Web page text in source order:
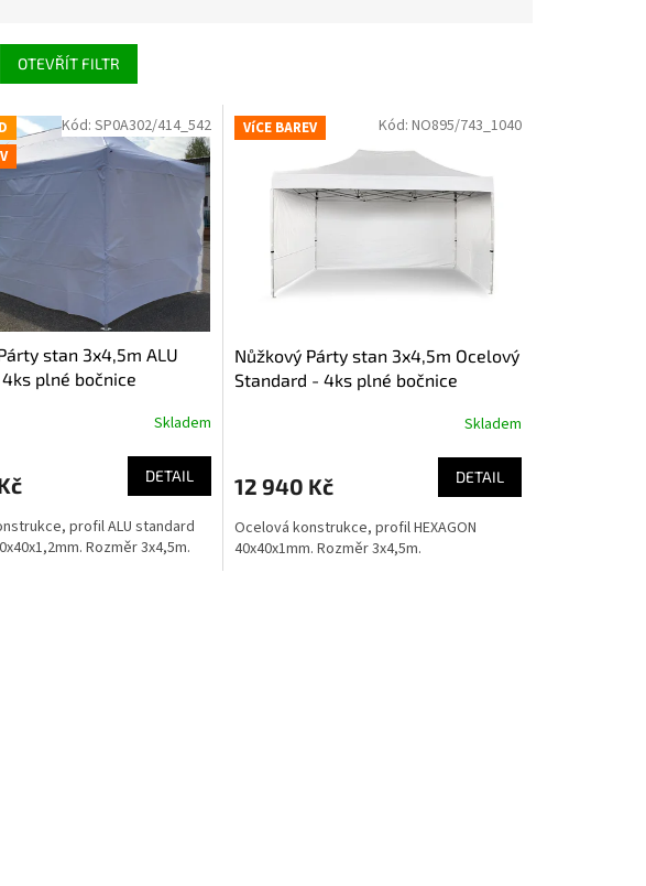
OTEVŘÍT FILTR
stan 3x4,5m ALU
plné bočnice
Skladem
DETAIL
profil ALU standard
Rozměr 3x4,5m.
Kód: SP0A302/414_542 VíCE BAREV
Nůžkový Párty stan 3x4,5m Ocelový
Standard - 4ks plné bočnice
Skladem
12 940 Kč DETAIL
Ocelová konstrukce, profil HEXAGON
40x40x1mm. Rozměr 3x4,5m.
Kód: NO895/743_1040